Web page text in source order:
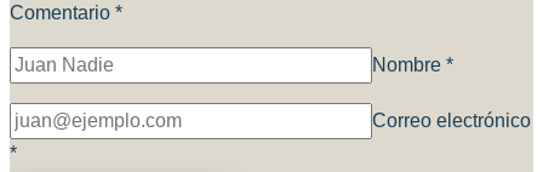
Comentario *
Nombre *
Correo electrónico
*